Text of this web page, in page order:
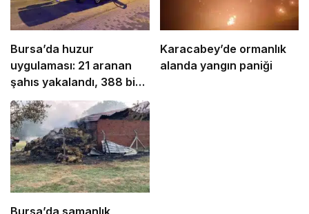
Bursa’da huzur
uygulaması: 21 aranan
şahıs yakalandı, 388 bin
TL ceza kesildi
Karacabey’de ormanlık
alanda yangın paniği